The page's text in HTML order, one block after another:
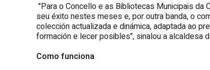
"Para o Concello e as Bibliotecas Municipais da
seu éxito nestes meses e, por outra banda, o
colección actualizada e dinámica, adaptada ao
formación e lecer posibles", sinalou a alcaldesa
Como funciona